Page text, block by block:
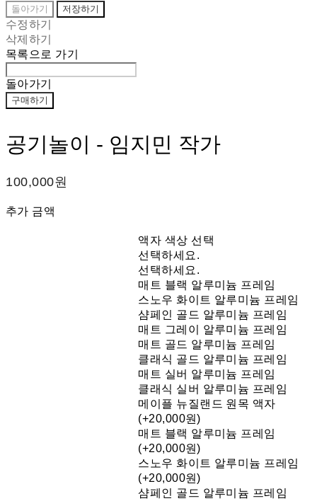
돌아가기 저장하기
수정하기
삭제하기
목록으로 가기
돌아가기
구매하기
공기놀이 - 임지민 작가
100,000원
추가 금액
액자 색상 선택
선택하세요.
선택하세요.
매트 블랙 알루미늄 프레임
스노우 화이트 알루미늄 프레임
샴페인 골드 알루미늄 프레임
매트 그레이 알루미늄 프레임
매트 골드 알루미늄 프레임
클래식 골드 알루미늄 프레임
매트 실버 알루미늄 프레임
클래식 실버 알루미늄 프레임
메이플 뉴질랜드 원목 액자
(+20,000원)
매트 블랙 알루미늄 프레임
(+20,000원)
스노우 화이트 알루미늄 프레임
(+20,000원)
샴페인 골드 알루미늄 프레임